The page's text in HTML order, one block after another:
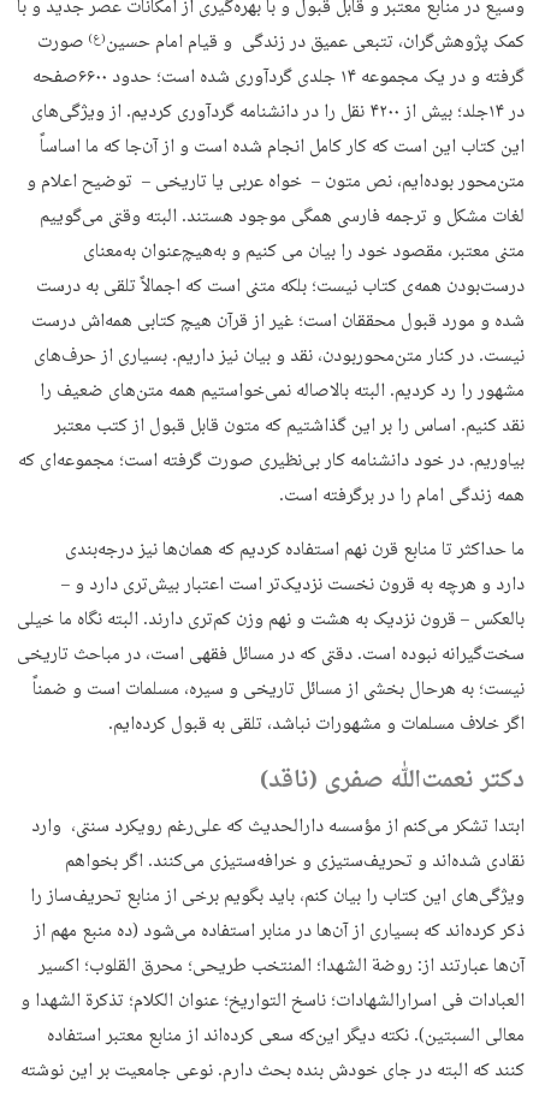
وسیع در منابع معتبر و قابل قبول و با بهره‌‌گیری از امکانات عصر جدید و با
کمک پژوهش‌گران، تتبعی عمیق در زندگی و قیام امام حسین(ع) صورت
گرفته و در یک مجموعه ۱۴ جلدی گردآوری شده است؛ حدود ۶۶۰۰صفحه
در ۱۴جلد؛ بیش از ۴۲۰۰ نقل را در دانشنامه گردآوری کردیم. از ویژگی‌های
این کتاب این است که کار کامل انجام شده است و از آن‌جا که ما اساساً
متن‌محور بوده‌ایم، نص متون – خواه عربی یا تاریخی – توضیح اعلام و
لغات مشکل و ترجمه فارسی همگی موجود هستند. البته وقتی می‌گوییم
متنی معتبر، مقصود خود را بیان می کنیم و به‌هیچ‌عنوان به‌معنای
درست‌بودن همه‌ی کتاب نیست؛ بلکه متنی است که اجمالاً تلقی به درست
شده و مورد قبول محققان است؛ غیر از قرآن هیچ کتابی همه‌اش درست
نیست. در کنار متن‌محوربودن، نقد و بیان نیز داریم. بسیاری از حرف‌های
مشهور را رد کردیم. البته بالاصاله نمی‌خواستیم همه متن‌های ضعیف را
نقد کنیم. اساس را بر این گذاشتیم که متون قابل قبول از کتب معتبر
بیاوریم. در خود دانشنامه کار بی‌نظیری صورت گرفته است؛ مجموعه‌ای که
همه زندگی امام را در برگرفته است.
ما حداکثر تا منابع قرن نهم استفاده کردیم که همان‌ها نیز درجه‌بندی
دارد و هرچه به قرون نخست نزدیک‌تر است اعتبار بیش‌تری دارد و –
بالعکس – قرون نزدیک به هشت و نهم وزن کم‌تری دارند. البته نگاه ما خیلی
سخت‌گیرانه نبوده است. دقتی که در مسائل فقهی است، در مباحث تاریخی
نیست؛ به هرحال بخشی از مسائل تاریخی و سیره، مسلمات است و ضمناً
اگر خلاف مسلمات و مشهورات نباشد، تلقی به قبول کرده‌ایم.
دکتر نعمت‌ﷲ صفری (ناقد)
ابتدا تشکر می‌کنم از مؤسسه دارالحدیث که علی‌رغم رویکرد سنتی، وارد
نقادی شده‌اند و تحریف‌ستیزی و خرافه‌ستیزی می‌کنند. اگر بخواهم
ویژگی‌های این کتاب را بیان کنم، باید بگویم برخی از منابع تحریف‌ساز را
ذکر کرده‌اند که بسیاری از آن‌ها در منابر استفاده می‌شود (ده منبع مهم از
آن‌ها عبارتند از: روضة‌ الشهدا؛ المنتخب طریحی؛ محرق‌ القلوب؛ اکسیر
العبادات فی اسرارالشهادات؛ ناسخ التواریخ؛ عنوان الکلام؛ تذکرة الشهدا و
معالی السبتین). نکته دیگر این‌که سعی کرده‌اند از منابع معتبر استفاده
کنند که البته در جای خودش بنده بحث دارم. نوعی جامعیت بر این نوشته